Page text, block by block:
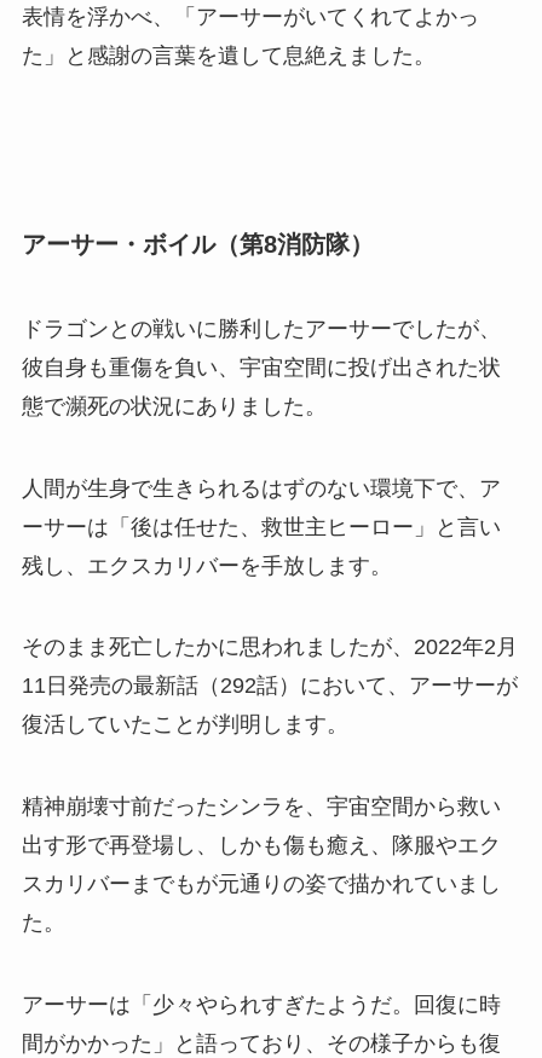
表情を浮かべ、「アーサーがいてくれてよかっ
た」と感謝の言葉を遺して息絶えました。
アーサー・ボイル（第8消防隊）
ドラゴンとの戦いに勝利したアーサーでしたが、
彼自身も重傷を負い、宇宙空間に投げ出された状
態で瀕死の状況にありました。
人間が生身で生きられるはずのない環境下で、ア
ーサーは「後は任せた、救世主ヒーロー」と言い
残し、エクスカリバーを手放します。
そのまま死亡したかに思われましたが、2022年2月
11日発売の最新話（292話）において、アーサーが
復活していたことが判明します。
精神崩壊寸前だったシンラを、宇宙空間から救い
出す形で再登場し、しかも傷も癒え、隊服やエク
スカリバーまでもが元通りの姿で描かれていまし
た。
アーサーは「少々やられすぎたようだ。回復に時
間がかかった」と語っており、その様子からも復